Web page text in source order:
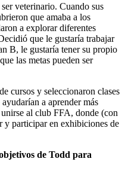
veterinario. Cuando sus
que amaba a los
a explorar diferentes
que le gustaría trabajar
B, le gustaría tener su propio
las metas pueden ser
cursos y seleccionaron clases
a aprender más
al club FFA, donde (con
y participar en exhibiciones de
de Todd para